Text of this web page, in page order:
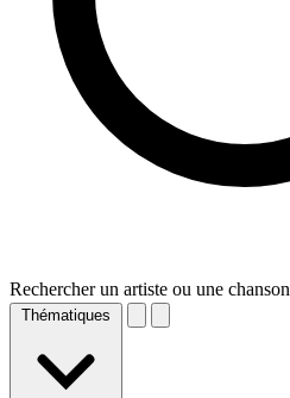
Rechercher un artiste ou une chanson
Thématiques